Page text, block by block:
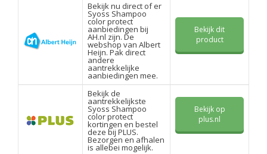
Bekijk nu direct of er
Syoss Shampoo
color protect
aanbiedingen bij
AH.nl zijn. De
webshop van Albert
Heijn. Pak direct
andere
aantrekkelijke
aanbiedingen mee.
Bekijk dit
product
Bekijk de
aantrekkelijkste
Syoss Shampoo
color protect
kortingen en bestel
deze bij PLUS.
Bezorgen en afhalen
is allebei mogelijk.
Bekijk op
plus.nl